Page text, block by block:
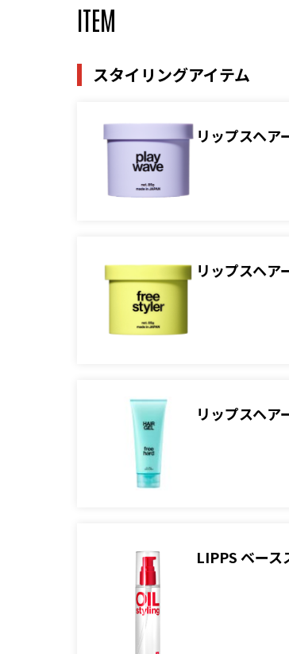
ITEM
スタイリングアイテム
リップスヘア
リップスヘア
リップスヘア
LIPPS ベー